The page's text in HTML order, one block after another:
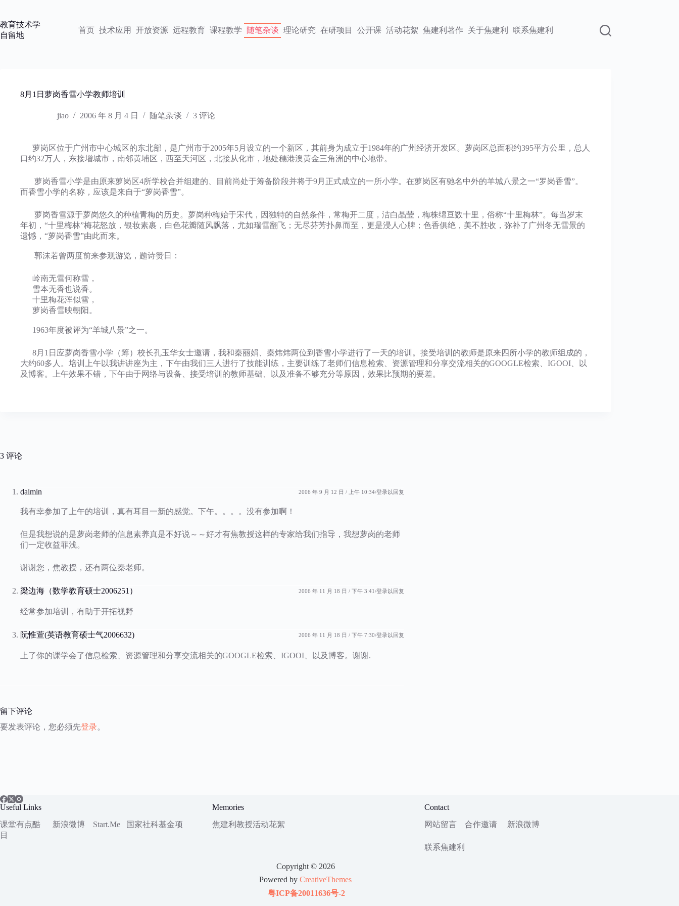
内
容
教育技术学
自留地
首页 技术应用 开放资源 远程教育 课程教学 随笔杂谈 理论研究 在研项目 公开课 活动花絮 焦建利著作 关于焦建利 联系焦建利
8月1日萝岗香雪小学教师培训
jiao 2006 年 8 月 4 日 随笔杂谈 3 评论
萝岗区位于广州市中心城区的东北部，是广州市于2005年5月设立的一个新区，其前身为成立于1984年的广州经济开发区。萝岗区总面积约395平方公里，总人
口约32万人，东接增城市，南邻黄埔区，西至天河区，北接从化市，地处穗港澳黄金三角洲的中心地带。
萝岗香雪小学是由原来萝岗区4所学校合并组建的、目前尚处于筹备阶段并将于9月正式成立的一所小学。在萝岗区有驰名中外的羊城八景之一“罗岗香雪”。
而香雪小学的名称，应该是来自于“萝岗香雪”。
萝岗香雪源于萝岗悠久的种植青梅的历史。萝岗种梅始于宋代，因独特的自然条件，常梅开二度，洁白晶莹，梅株绵亘数十里，俗称“十里梅林”。每当岁末
年初，“十里梅林”梅花怒放，银妆素裹，白色花瓣随风飘落，尤如瑞雪翻飞；无尽芬芳扑鼻而至，更是浸人心脾；色香俱绝，美不胜收，弥补了广州冬无雪景的
遗憾，“萝岗香雪”由此而来。
郭沫若曾两度前来参观游览，题诗赞日：
岭南无雪何称雪，
雪本无香也说香。
十里梅花浑似雪，
萝岗香雪映朝阳。
1963年度被评为“羊城八景”之一。
8月1日应萝岗香雪小学（筹）校长孔玉华女士邀请，我和秦丽娟、秦炜炜两位到香雪小学进行了一天的培训。接受培训的教师是原来四所小学的教师组成的，
大约60多人。培训上午以我讲讲座为主，下午由我们三人进行了技能训练，主要训练了老师们信息检索、资源管理和分享交流相关的GOOGLE检索、IGOOI、以
及博客。上午效果不错，下午由于网络与设备、接受培训的教师基础、以及准备不够充分等原因，效果比预期的要差。
3 评论
daimin 2006 年 9 月 12 日 / 上午 10:34 登录以回复
我有幸参加了上午的培训，真有耳目一新的感觉。下午。。。。没有参加啊！
但是我想说的是萝岗老师的信息素养真是不好说～～好才有焦教授这样的专家给我们指导，我想萝岗的老师
们一定收益菲浅。
谢谢您，焦教授，还有两位秦老师。
梁边海（数学教育硕士2006251） 2006 年 11 月 18 日 / 下午 3:41 登录以回复
经常参加培训，有助于开拓视野
阮惟萱(英语教育硕士气2006632) 2006 年 11 月 18 日 / 下午 7:30 登录以回复
上了你的课学会了信息检索、资源管理和分享交流相关的GOOGLE检索、IGOOI、以及博客。谢谢.
留下评论
要发表评论，您必须先登录。
Useful Links
课堂有点酷
新浪微博 Start.Me 国家社科基金项
目
Memories
焦建利教授活动花絮
Contact
网站留言
合作邀请 新浪微博
联系焦建利
Copyright © 2026
Powered byCreativeThemes
粤ICP备20011636号-2